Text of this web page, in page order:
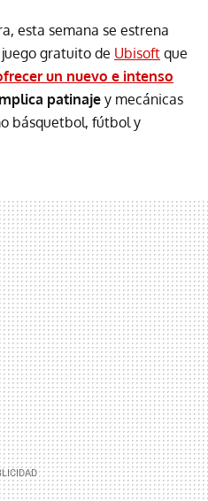
esta semana se estrena
gratuito de Ubisoft que
un nuevo e intenso
patinajey mecánicas
básquetbol, fútbol y